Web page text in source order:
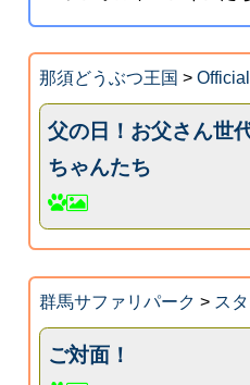
那須どうぶつ王国 >
父の日！お父さん世
ちゃんたち
群馬サファリパーク > ス
ご対面！